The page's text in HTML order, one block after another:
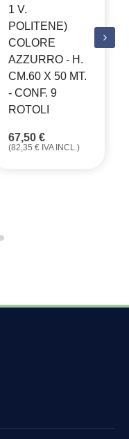
1 V.
POLITENE)
COLORE
AZZURRO - H.
CM.60 X 50 MT.
- CONF. 9
ROTOLI
67,50 €
(82,35 € IVA INCL.)